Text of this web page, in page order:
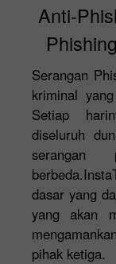
Anti-
Serangan
kriminal
Setiap
diseluruh
dasar yang
yang akan
pihak ketiga.